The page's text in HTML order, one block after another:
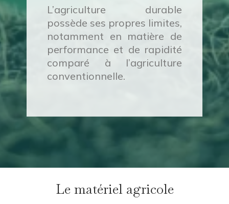
L’agriculture durable
possède ses propres limites,
notamment en matière de
performance et de rapidité
comparé à l’agriculture
conventionnelle.
Le matériel agricole